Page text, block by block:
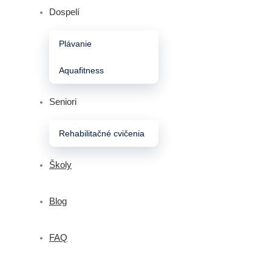
Dospelí
Plávanie
Aquafitness
Seniori
Rehabilitačné cvičenia
Školy
Blog
FAQ